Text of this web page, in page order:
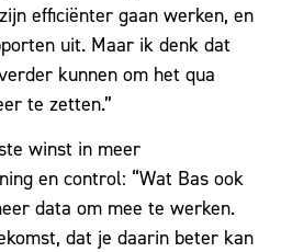
efficiënter gaan werken, en
uit. Maar ik denk dat
kunnen om het qua
te zetten.”
winst in meer
en control: “Wat Bas ook
data om mee te werken.
dat je daarin beter kan